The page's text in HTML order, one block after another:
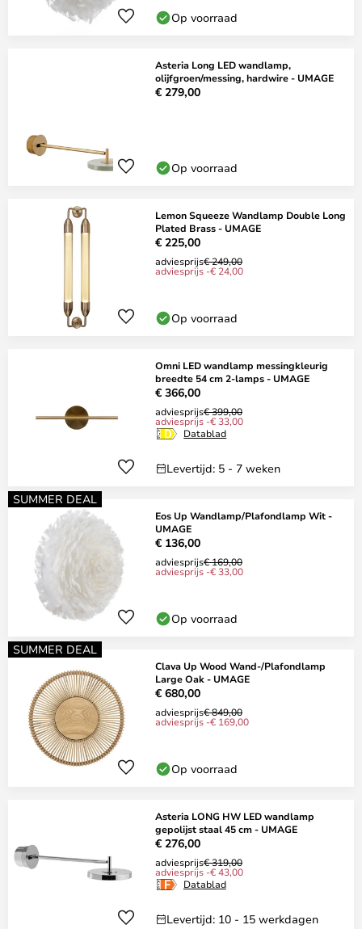
Op voorraad
Asteria Long LED wandlamp,
olijfgroen/messing, hardwire - UMAGE
€ 279,00
Op voorraad
Lemon Squeeze Wandlamp Double Long
Plated Brass - UMAGE
€ 225,00
adviesprijs€ 249,00
adviesprijs -€ 24,00
Op voorraad
Omni LED wandlamp messingkleurig
breedte 54 cm 2-lamps - UMAGE
€ 366,00
adviesprijs€ 399,00
adviesprijs -€ 33,00
Datablad
Levertijd: 5 - 7 weken
SUMMER DEAL
Eos Up Wandlamp/Plafondlamp Wit -
UMAGE
€ 136,00
adviesprijs€ 169,00
adviesprijs -€ 33,00
Op voorraad
SUMMER DEAL
Clava Up Wood Wand-/Plafondlamp
Large Oak - UMAGE
€ 680,00
adviesprijs€ 849,00
adviesprijs -€ 169,00
Op voorraad
Asteria LONG HW LED wandlamp
gepolijst staal 45 cm - UMAGE
€ 276,00
adviesprijs€ 319,00
adviesprijs -€ 43,00
Datablad
Levertijd: 10 - 15 werkdagen